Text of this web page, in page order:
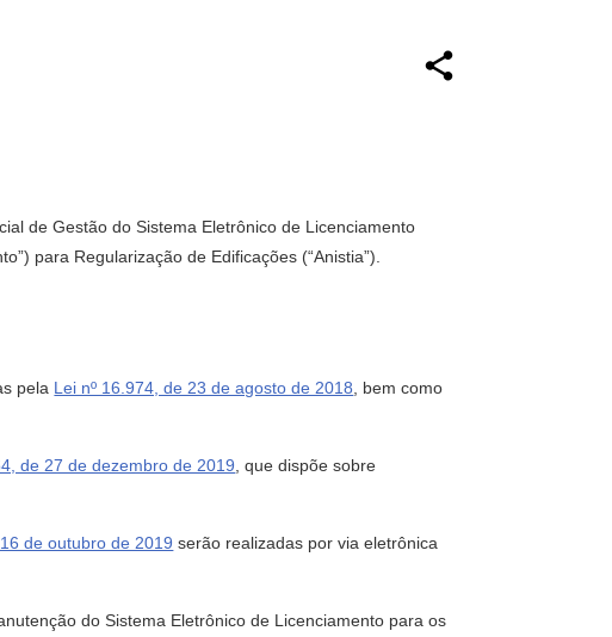
de Gestão do Sistema Eletrônico de Licenciamento
para Regularização de Edificações (“Anistia”).
pela Lei nº 16.974, de 23 de agosto de 2018 , bem como
de 27 de dezembro de 2019 , que dispõe sobre
de outubro de 2019 serão realizadas por via eletrônica
do Sistema Eletrônico de Licenciamento para os